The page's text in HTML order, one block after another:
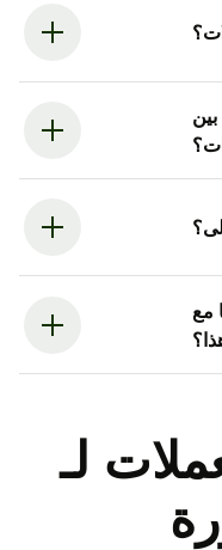
لـ